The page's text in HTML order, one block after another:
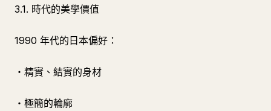
3.1. 時代的美學價值
1990 年代的日本偏好：
・精實、結實的身材
・極簡的輪廓